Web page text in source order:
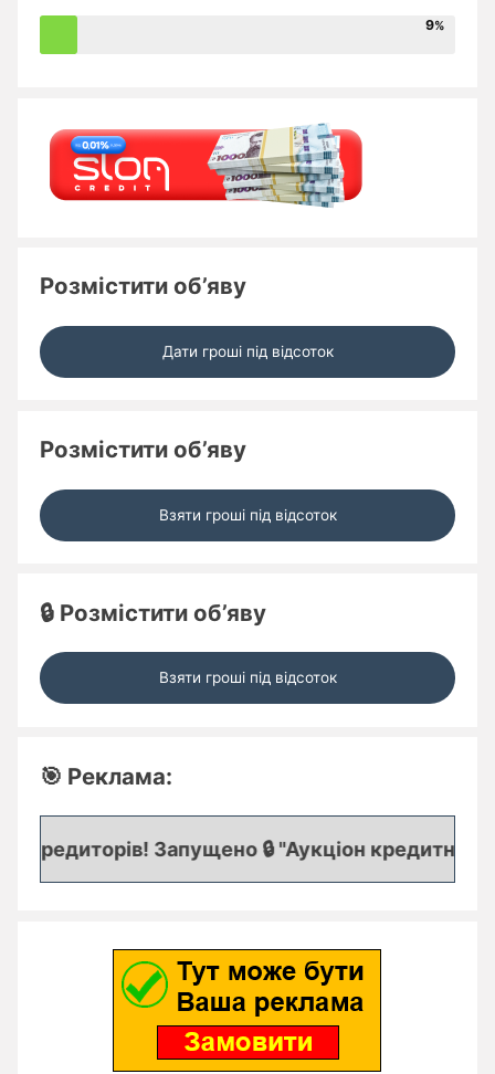
9
Розмістити об’яву
Дати гроші під відсоток
Розмістити об’яву
Взяти гроші під відсоток
🔒 Розмістити об’яву
Взяти гроші під відсоток
🎯 Реклама:
Запущено 🔒 "Аукціон кредитних